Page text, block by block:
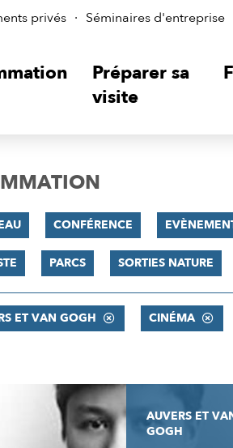
privés Séminaires d'entreprise
Préparer sa
visite
CONFÉRENCE
PARCS SORTIES NATURE
ET VAN GOGH CINÉMA
AUVERS ET
GOGH